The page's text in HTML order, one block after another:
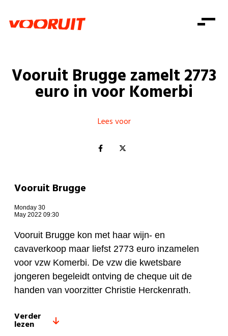
Zorg
Gelijke kansen
Welzijn
Consumentenbescherming
Kinderen en jongeren
Onze mensen
Standpunten
Vacatures
Doe mee
Doe mee
Word lid
Shop
Login
Vooruit Brugge zamelt 2773
euro in voor Komerbi
Lees voor
Vooruit Brugge
Monday 30
May 2022 09:30
Vooruit Brugge kon met haar wijn- en
cavaverkoop maar liefst 2773 euro inzamelen
voor vzw Komerbi. De vzw die kwetsbare
jongeren begeleidt ontving de cheque uit de
handen van voorzitter Christie Herckenrath.
Verder
lezen